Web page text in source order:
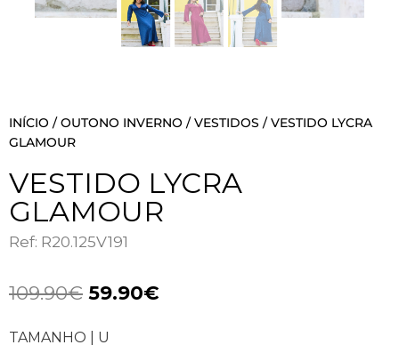
INÍCIO /OUTONO INVERNO /VESTIDOS / VESTIDO LYCRA
GLAMOUR
VESTIDO LYCRA
GLAMOUR
Ref: R20.125V191
109.90€ 59.90€
TAMANHO | U